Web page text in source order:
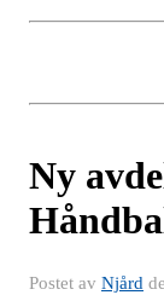
Ny
Postet av Njård